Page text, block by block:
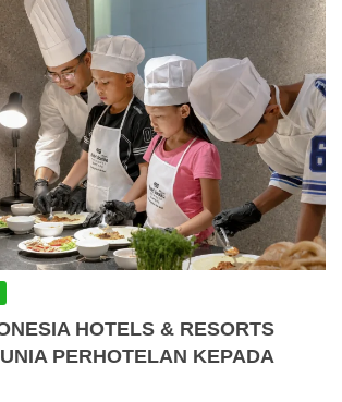
HOTELS & RESORTS
PERHOTELAN KEPADA